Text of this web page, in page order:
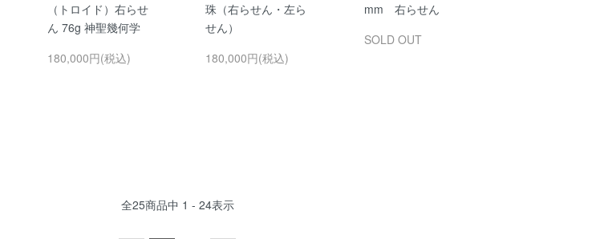
（トロイド）右らせ
ん 76g 神聖幾何学
180,000円(税込)
珠（右らせん・左ら
せん）
180,000円(税込)
mm 右らせん
SOLD OUT
全25商品中 1 - 24表示